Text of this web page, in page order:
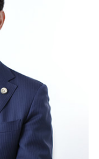
阪市
屋市